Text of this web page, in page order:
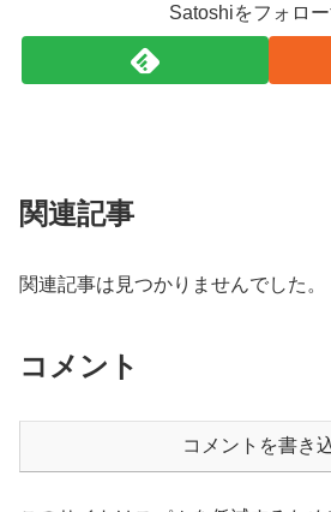
Satoshiをフォロ
関連記事
関連記事は見つかりませんでした。
コメント
コメントを書き